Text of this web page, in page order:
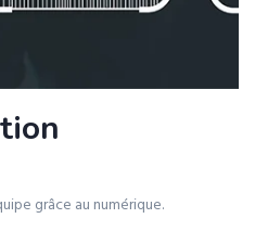
grâce au numérique.